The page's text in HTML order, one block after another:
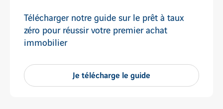
Télécharger notre guide sur le prêt à taux
zéro pour réussir votre premier achat
immobilier
Je télécharge le guide